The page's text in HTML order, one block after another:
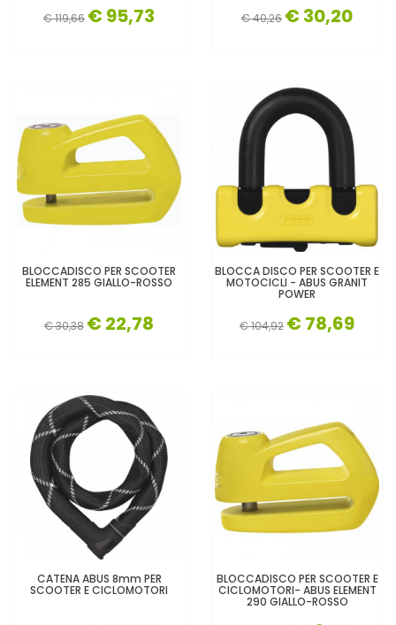
€ 119,66 € 95,73 € 40,26 € 30,20
BLOCCADISCO PER SCOOTER
ELEMENT 285 GIALLO-ROSSO
€ 30,38 € 22,78
BLOCCA DISCO PER SCOOTER E
MOTOCICLI - ABUS GRANIT
POWER
€ 104,92 € 78,69
CATENA ABUS 8mm PER
SCOOTER E CICLOMOTORI
BLOCCADISCO PER SCOOTER E
CICLOMOTORI- ABUS ELEMENT
290 GIALLO-ROSSO